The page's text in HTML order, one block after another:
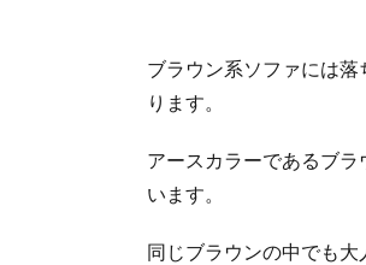
ブラウン系ソファには
ります。
アースカラーであるブ
います。
同じブラウンの中でも大